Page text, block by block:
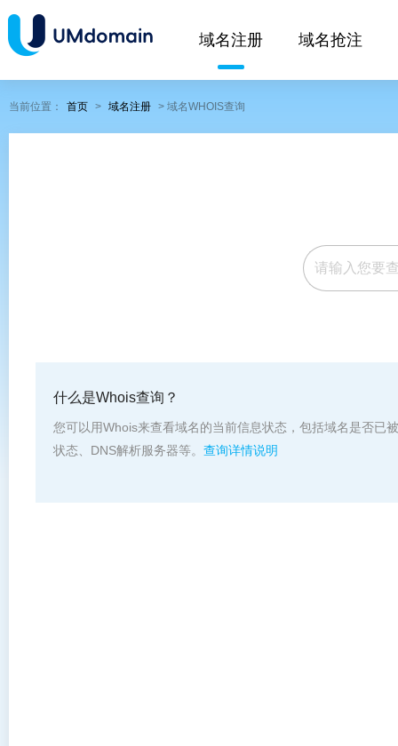
域名注册 域名抢注
当前位置： 首页 > 域名注册 > 域名WHOIS查询
什么是Whois查询？
您可以用Whois来查看域名的当前信息状态，包括域名是否已
状态、DNS解析服务器等。 查询详情说明